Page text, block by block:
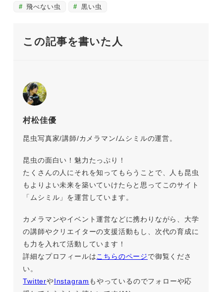
飛べない虫
黒い虫
この記事を書いた人
村松佳優
昆虫写真家/講師/カメラマン/ムシミルの運営。
昆虫の面白い！魅力たっぷり！
たくさんの人にそれを知ってもらうことで、人も昆虫
もよりよい未来を築いていけたらと思ってこのサイト
「ムシミル」を運営しています。
カメラマンやイベント運営などに携わりながら、大学
の講師やクリエイターの支援活動もし、次代の育成に
も力を入れて活動しています！
詳細なプロフィールはこちらのページで御覧くださ
い。
TwitterやInstagram もやっているのでフォローや応